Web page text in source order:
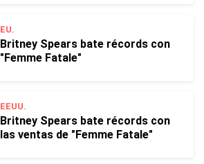
EU.
Britney Spears bate récords con
"Femme Fatale"
EEUU.
Britney Spears bate récords con
las ventas de "Femme Fatale"